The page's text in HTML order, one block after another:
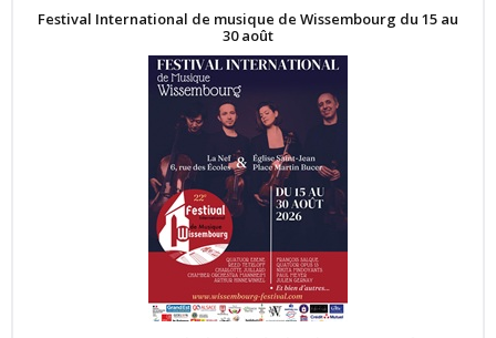
Festival International de musique de Wissembourg du 15 au
30 août